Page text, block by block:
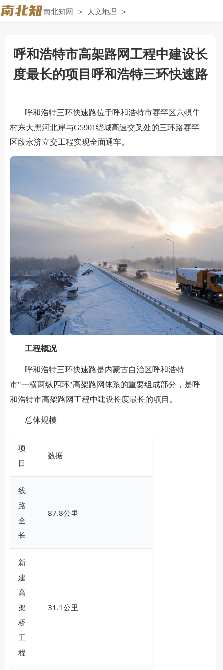
南北知网 > 人文地理 >
呼和浩特市高架路网工程中建设长
度最长的项目呼和浩特三环快速路
呼和浩特三环快速路位于呼和浩特市赛罕区六犋牛
村东大黑河北岸与G5901绕城高速交叉处的三环路赛罕
区段永济立交工程实现全面通车。
工程概况
呼和浩特三环快速路是内蒙古自治区呼和浩特
市"一横两纵四环"高架路网体系的重要组成部分，是呼
和浩特市高架路网工程中建设长度最长的项目。
总体规模
项
目
数据
线
路
全
长
87.8公里
新
建
高
架
桥
工
程
31.1公里